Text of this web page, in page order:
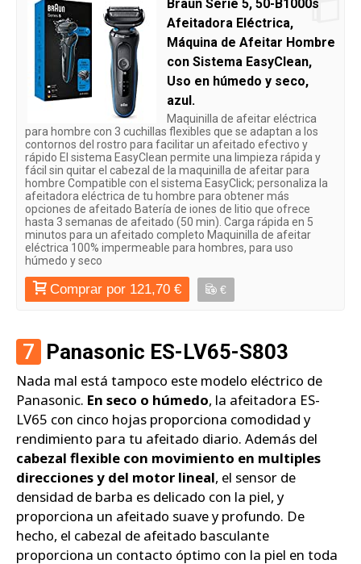
Braun Serie 5, 50-B1000s
Afeitadora Eléctrica,
Máquina de Afeitar Hombre
con Sistema EasyClean,
Uso en húmedo y seco,
azul.
Maquinilla de afeitar eléctrica
para hombre con 3 cuchillas flexibles que se adaptan a los
contornos del rostro para facilitar un afeitado efectivo y
rápido El sistema EasyClean permite una limpieza rápida y
fácil sin quitar el cabezal de la maquinilla de afeitar para
hombre Compatible con el sistema EasyClick; personaliza la
afeitadora eléctrica de tu hombre para obtener más
opciones de afeitado Batería de iones de litio que ofrece
hasta 3 semanas de afeitado (50 min). Carga rápida en 5
minutos para un afeitado completo Maquinilla de afeitar
eléctrica 100% impermeable para hombres, para uso
húmedo y seco
Comprar por 121,70 € €
7 Panasonic ES-LV65-S803
Nada mal está tampoco este modelo eléctrico de
Panasonic. En seco o húmedo, la afeitadora ES-
LV65 con cinco hojas proporciona comodidad y
rendimiento para tu afeitado diario. Además del
cabezal flexible con movimiento en multiples
direcciones y del motor lineal, el sensor de
densidad de barba es delicado con la piel, y
proporciona un afeitado suave y profundo. De
hecho, el cabezal de afeitado basculante
proporciona un contacto óptimo con la piel en toda